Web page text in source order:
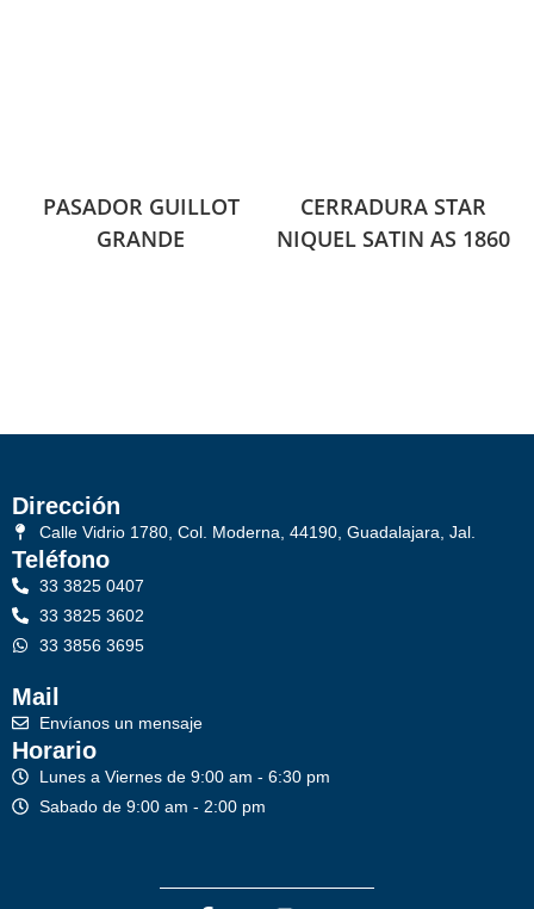
PASADOR GUILLOT
GRANDE
CERRADURA STAR
NIQUEL SATIN AS 1860
Dirección
Calle Vidrio 1780, Col. Moderna, 44190, Guadalajara, Jal.
Teléfono
33 3825 0407
33 3825 3602
33 3856 3695
Mail
Envíanos un mensaje
Horario
Lunes a Viernes de 9:00 am - 6:30 pm
Sabado de 9:00 am - 2:00 pm